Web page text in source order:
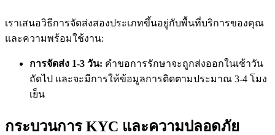
เราเสนอวิธีการจัดส่งสองประเภทขึ้นอยู่กับพื้นที่บริการของคุณ
และความพร้อมใช้งาน:
การจัดส่ง 1-3 วัน: คำขอการรักษาจะถูกส่งออกในเช้าวัน
ถัดไป และจะมีการให้ข้อมูลการติดตามประมาณ 3-4 โมง
เย็น
กระบวนการ KYC และความปลอดภัย